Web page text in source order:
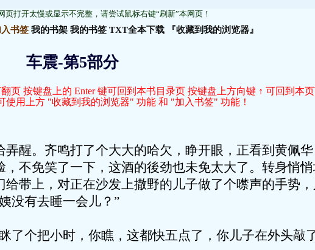
页打开太慢或显示不完整，请尝试鼠标右键“刷新”本网页！
入书签 我的书架 我的书签 TXT全本下载 『收藏到我的浏览器』
车震-第5部分
按键盘上的 Enter 键可回到本书目录页 按键盘上方向键 ↑ 可回到本
用上方 "收藏到我的浏览器" 功能 和 "加入书签" 功能！
。齐鸣打了个大大的哈欠，睁开眼，正看到黄佩华
不免笑了一下，这酒的後劲也未免太大了。转身悄悄
带上，对正在沙发上撒野的儿子做了个噤声的手势，
没有去睡一会儿？”
个把小时，你瞧，这都快五点了，你儿子在外头敲